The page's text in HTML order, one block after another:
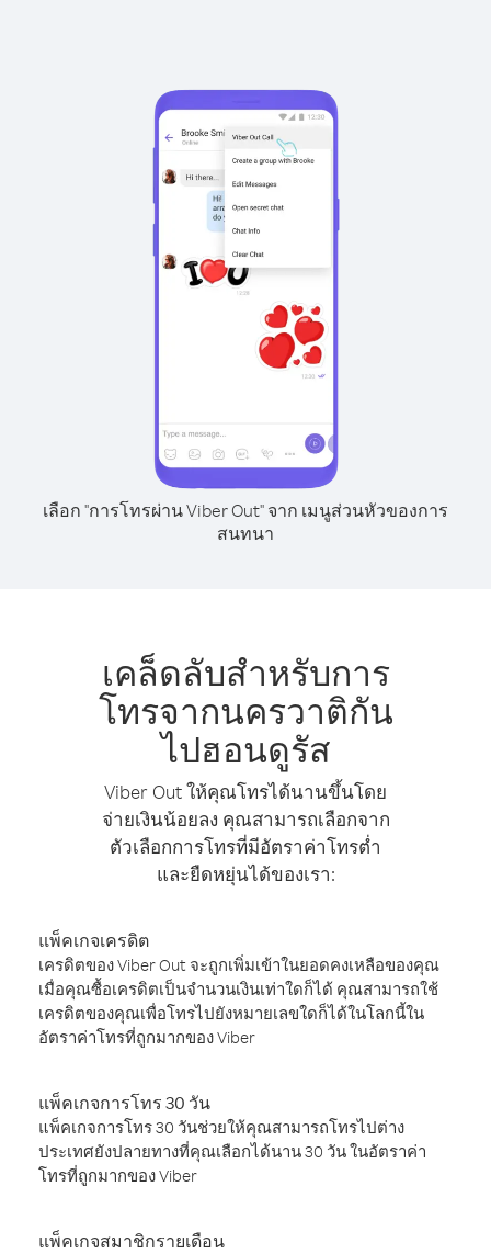
เลือก "การโทรผ่าน Viber Out" จาก เมนูส่วนหัวของการ
สนทนา
เคล็ดลับสำหรับการ
โทรจากนครวาติกัน
ไปฮอนดูรัส
Viber Out ให้คุณโทรได้นานขึ้นโดย
จ่ายเงินน้อยลง คุณสามารถเลือกจาก
ตัวเลือกการโทรที่มีอัตราค่าโทรต่ำ
และยืดหยุ่นได้ของเรา:
แพ็คเกจเครดิต
เครดิตของ Viber Out จะถูกเพิ่มเข้าในยอดคงเหลือของคุณ
เมื่อคุณซื้อเครดิตเป็นจำนวนเงินเท่าใดก็ได้ คุณสามารถใช้
เครดิตของคุณเพื่อโทรไปยังหมายเลขใดก็ได้ในโลกนี้ใน
อัตราค่าโทรที่ถูกมากของ Viber
แพ็คเกจการโทร 30 วัน
แพ็คเกจการโทร 30 วันช่วยให้คุณสามารถโทรไปต่าง
ประเทศยังปลายทางที่คุณเลือกได้นาน 30 วัน ในอัตราค่า
โทรที่ถูกมากของ Viber
แพ็คเกจสมาชิกรายเดือน